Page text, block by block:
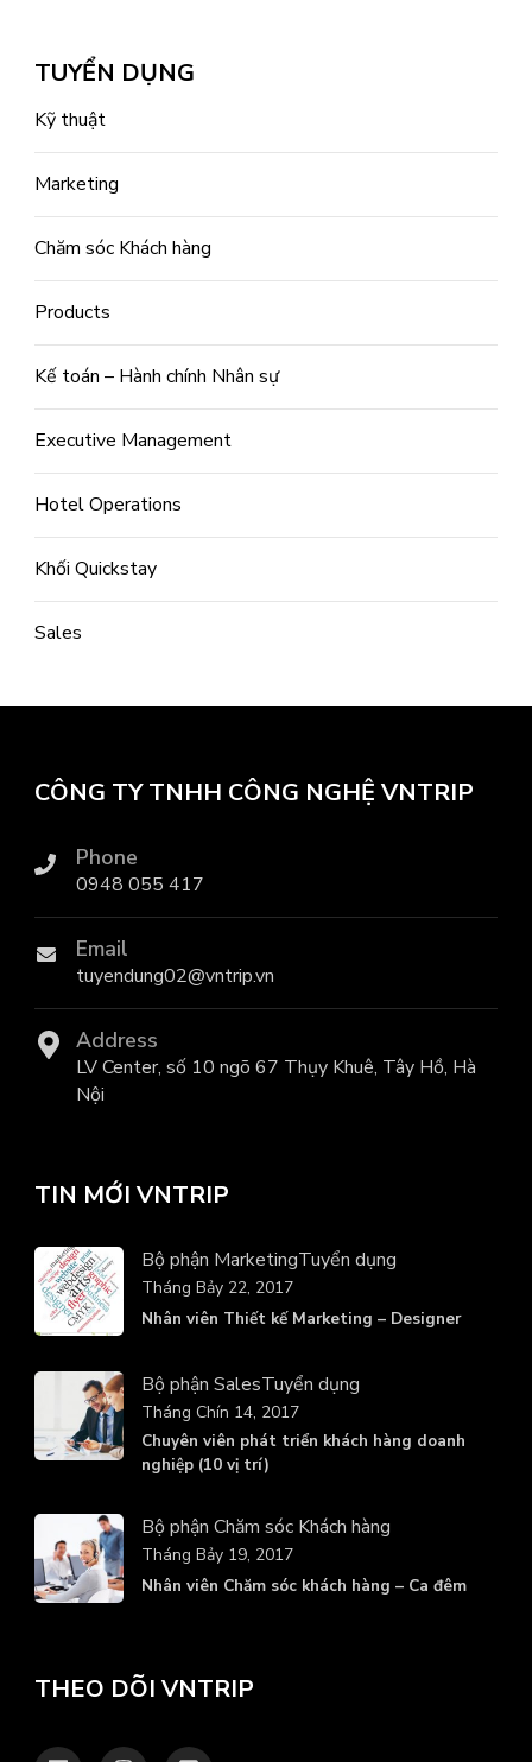
TUYỂN DỤNG
Kỹ thuật
Marketing
Chăm sóc Khách hàng
Products
Kế toán – Hành chính Nhân sự
Executive Management
Hotel Operations
Khối Quickstay
Sales
CÔNG TY TNHH CÔNG NGHỆ VNTRIP
Phone
0948 055 417
Email
tuyendung02@vntrip.vn
Address
LV Center, số 10 ngõ 67 Thụy Khuê, Tây Hồ, Hà
Nội
TIN MỚI VNTRIP
Bộ phận MarketingTuyển dụng
Nhân viên Thiết kế Marketing – Designer
Tháng Bảy 22, 2017
Bộ phận SalesTuyển dụng
Chuyên viên phát triển khách hàng doanh
nghiệp (10 vị trí)
Tháng Chín 14, 2017
Bộ phận Chăm sóc Khách hàng
Nhân viên Chăm sóc khách hàng – Ca đêm
Tháng Bảy 19, 2017
THEO DÕI VNTRIP